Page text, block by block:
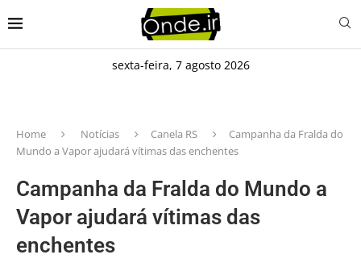
sexta-feira, 7 agosto 2026
Home Notícias Canela RS
Campanha da Fralda do
Mundo a Vapor ajudará vítimas das enchentes
Campanha da Fralda do Mundo a
Vapor ajudará vítimas das
enchentes